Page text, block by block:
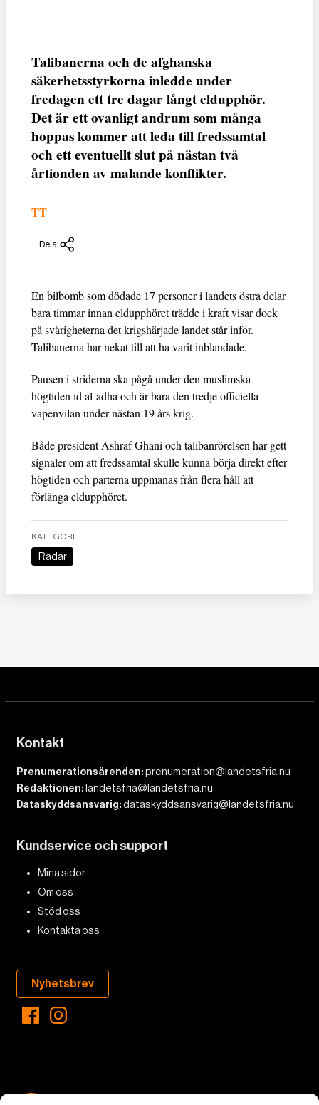
Talibanerna och de afghanska
säkerhetsstyrkorna inledde under
fredagen ett tre dagar långt eldupphör.
Det är ett ovanligt andrum som många
hoppas kommer att leda till fredssamtal
och ett eventuellt slut på nästan två
årtionden av malande konflikter.
TT
Dela
En bilbomb som dödade 17 personer i landets östra delar
bara timmar innan eldupphöret trädde i kraft visar dock
på svårigheterna det krigshärjade landet står inför.
Talibanerna har nekat till att ha varit inblandade.
Pausen i striderna ska pågå under den muslimska
högtiden id al-adha och är bara den tredje officiella
vapenvilan under nästan 19 års krig.
Både president Ashraf Ghani och talibanrörelsen har gett
signaler om att fredssamtal skulle kunna börja direkt efter
högtiden och parterna uppmanas från flera håll att
förlänga eldupphöret.
KATEGORI
Radar
Kontakt
Prenumerationsärenden:prenumeration@landetsfria.nu
Redaktionen: landetsfria@landetsfria.nu
Dataskyddsansvarig:dataskyddsansvarig@landetsfria.nu
Kundservice och support
Mina sidor
Om oss
Stöd oss
Kontakta oss
Nyhetsbrev